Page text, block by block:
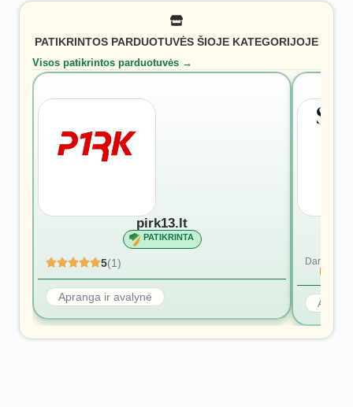
PATIKRINTOS PARDUOTUVĖS ŠIOJE KATEGORIJOJE
Visos patikrintos parduotuvės →
pirk13.lt
PATIKRINTA
5(1)
Apranga ir avalynė
Dar nėra